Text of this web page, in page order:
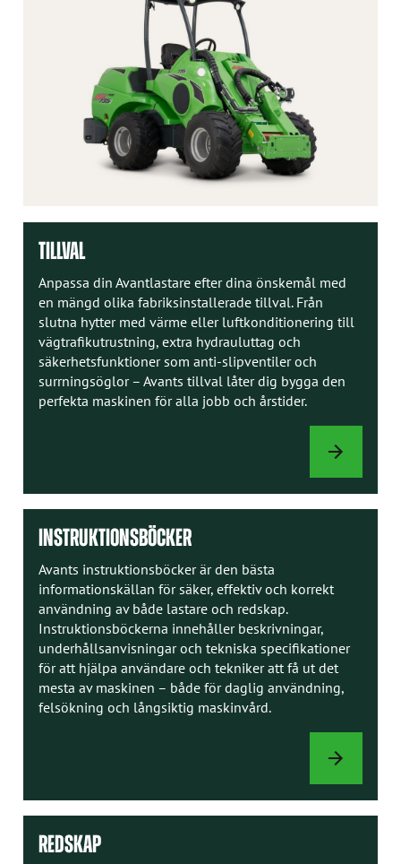
TILLVAL
Anpassa din Avantlastare efter dina önskemål med
en mängd olika fabriksinstallerade tillval. Från
slutna hytter med värme eller luftkonditionering till
vägtrafikutrustning, extra hydrauluttag och
säkerhetsfunktioner som anti-slipventiler och
surrningsöglor – Avants tillval låter dig bygga den
perfekta maskinen för alla jobb och årstider.
TILLVAL
INSTRUKTIONSBÖCKER
Avants instruktionsböcker är den bästa
informationskällan för säker, effektiv och korrekt
användning av både lastare och redskap.
Instruktionsböckerna innehåller beskrivningar,
underhållsanvisningar och tekniska specifikationer
för att hjälpa användare och tekniker att få ut det
mesta av maskinen – både för daglig användning,
felsökning och långsiktig maskinvård.
REDSKAP